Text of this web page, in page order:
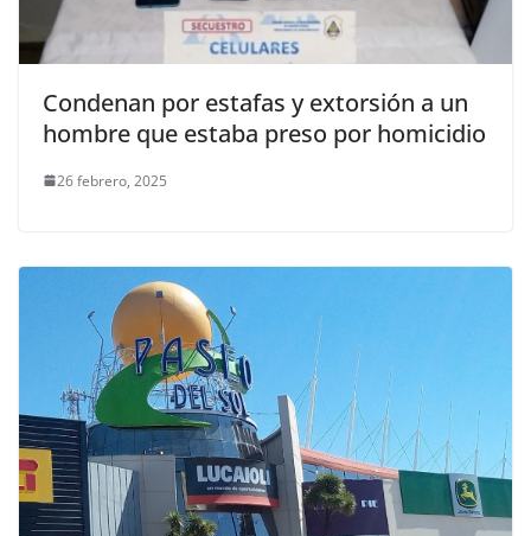
Condenan por estafas y extorsión a un
hombre que estaba preso por homicidio
26 febrero, 2025